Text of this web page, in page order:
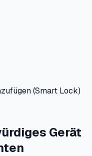
(Smart Lock)
Gerät